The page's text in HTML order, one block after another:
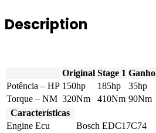
Description
Original Stage 1 Ganho
Potência – HP 150hp 185hp
35hp
Torque – NM 320Nm 410Nm 90Nm
Características
Engine Ecu
Bosch EDC17C74